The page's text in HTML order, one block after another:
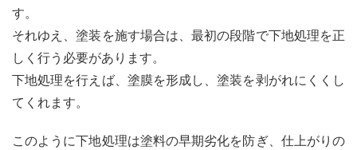
す。
それゆえ、塗装を施す場合は、最初の段階で下地処理を正
しく行う必要があります。
下地処理を行えば、塗膜を形成し、塗装を剥がれにくくし
てくれます。
このように下地処理は塗料の早期劣化を防ぎ、仕上がりの